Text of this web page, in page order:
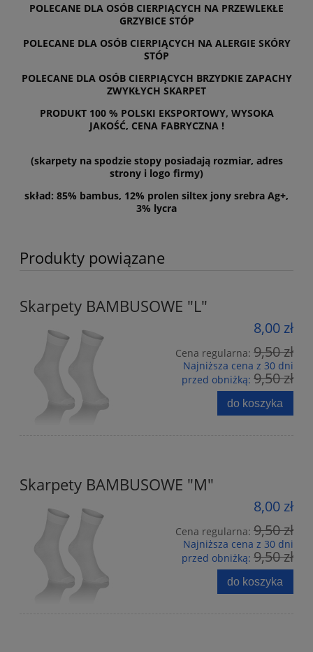
POLECANE DLA OSÓB CIERPIĄCYCH NA PRZEWLEKŁE
GRZYBICE STÓP
POLECANE DLA OSÓB CIERPIĄCYCH NA ALERGIE SKÓRY
STÓP
POLECANE DLA OSÓB CIERPIĄCYCH BRZYDKIE ZAPACHY
ZWYKŁYCH SKARPET
PRODUKT 100 % POLSKI EKSPORTOWY, WYSOKA
JAKOŚĆ, CENA FABRYCZNA !
(skarpety na spodzie stopy posiadają rozmiar, adres
strony i logo firmy)
skład: 85% bambus, 12% prolen siltex jony srebra Ag+,
3% lycra
Produkty powiązane
Skarpety BAMBUSOWE "L"
8,00 zł
Cena regularna: 9,50 zł
Najniższa cena z 30 dni
przed obniżką: 9,50 zł
do koszyka
Skarpety BAMBUSOWE "M"
8,00 zł
Cena regularna: 9,50 zł
Najniższa cena z 30 dni
przed obniżką: 9,50 zł
do koszyka